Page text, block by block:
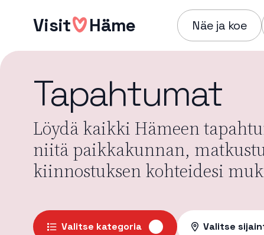
sisältöönVisit Häme Näe ja koe
Tapahtumat
Löydä kaikki Hämeen
niitä paikkakunnan,
kiinnostuksen kohteidesi
Valitse kategoria Valitse